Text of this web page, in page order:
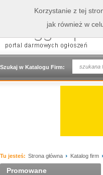
Szukaj w Katalogu Firm:
Tu jesteś: Strona główna Katalog firm
Promowane
Korzystanie z tej
jak również w